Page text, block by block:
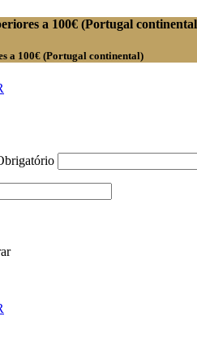
a 100€ (Portugal
a 100€ (Portugal continental)